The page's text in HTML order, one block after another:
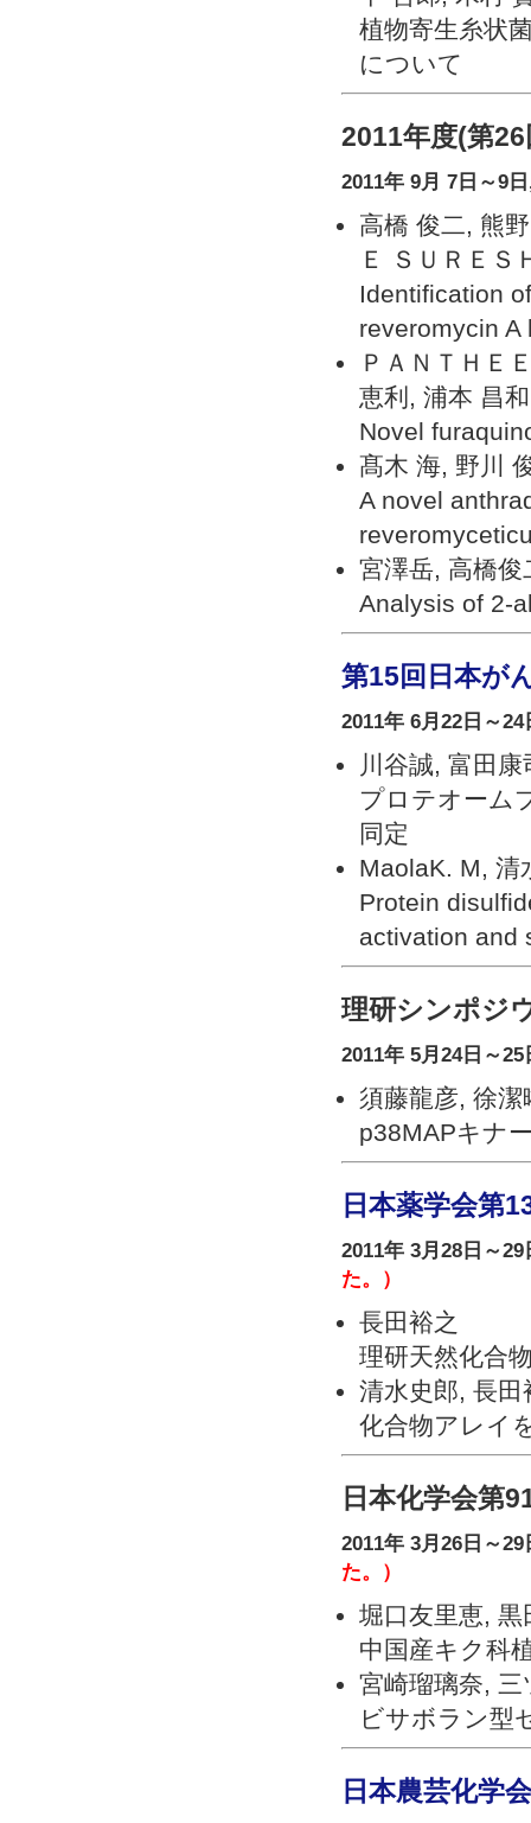
植物寄生糸状
について
2011年度(第
2011年 9月 7日～9
高橋 俊二, 熊
Ｅ ＳＵＲＥＳ
Identification
reveromycin A
ＰＡＮＴＨＥ
恵利, 浦本 昌
Novel
髙木 海, 野川
A novel
宮澤岳, 高橋
Analysis of 2-
第15回日本が
2011年 6月22日～
川谷誠, 富田
プロテオーム
同定
MaolaK. M, 清
Protein
activation and
理研シンポジ
2011年 5月24日～
須藤龍彦, 徐
p38MAPキナ
日本薬学会第
2011年 3月28日～
た。）
長田裕之
理研天然化合
清水史郎, 長田
化合物アレイ
日本化学会第
2011年 3月26日～
た。）
堀口友里恵,
中国産キク科
宮崎瑠璃奈,
ビサボラン型
日本農芸化学